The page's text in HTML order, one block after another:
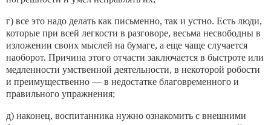
г) все это надо делать как письменно, так и уст­но. Есть люди,
которые при всей легкости в разгово­ре, весьма несвободны в
изложении своих мыслей на бумаге, а еще чаще случается
наоборот. Причина этого отчасти заключается в быстроте или
медленно­сти умственной деятельности, в некоторой робости
и преимущественно — в недостатке благовременного и
правильного упражнения;
д) наконец, воспитанника нужно ознакомить с внешними